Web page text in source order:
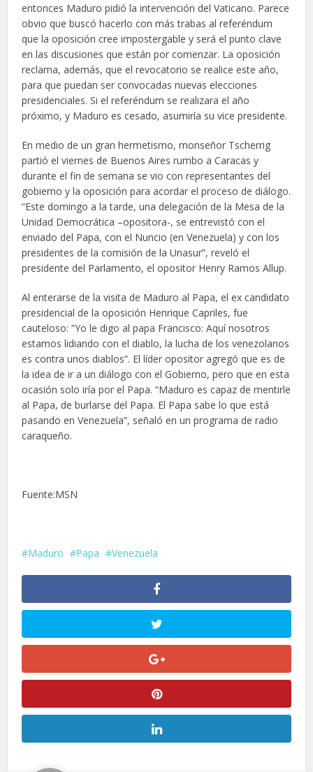
entonces Maduro pidió la intervención del Vaticano. Parece
obvio que buscó hacerlo con más trabas al referéndum
que la oposición cree impostergable y será el punto clave
en las discusiones que están por comenzar. La oposición
reclama, además, que el revocatorio se realice este año,
para que puedan ser convocadas nuevas elecciones
presidenciales. Si el referéndum se realizara el año
próximo, y Maduro es cesado, asumiría su vice presidente.
En medio de un gran hermetismo, monseñor Tscherrig
partió el viernes de Buenos Aires rumbo a Caracas y
durante el fin de semana se vio con representantes del
gobierno y la oposición para acordar el proceso de diálogo.
“Este domingo a la tarde, una delegación de la Mesa de la
Unidad Democrática –opositora-, se entrevistó con el
enviado del Papa, con el Nuncio (en Venezuela) y con los
presidentes de la comisión de la Unasur”, reveló el
presidente del Parlamento, el opositor Henry Ramos Allup.
Al enterarse de la visita de Maduro al Papa, el ex candidato
presidencial de la oposición Henrique Capriles, fue
cauteloso: “Yo le digo al papa Francisco: Aquí nosotros
estamos lidiando con el diablo, la lucha de los venezolanos
es contra unos diablos”. El líder opositor agregó que es de
la idea de ir a un diálogo con el Gobierno, pero que en esta
ocasión solo iría por el Papa. “Maduro es capaz de mentirle
al Papa, de burlarse del Papa. El Papa sabe lo que está
pasando en Venezuela”, señaló en un programa de radio
caraqueño.
Fuente:MSN
Maduro Papa Venezuela